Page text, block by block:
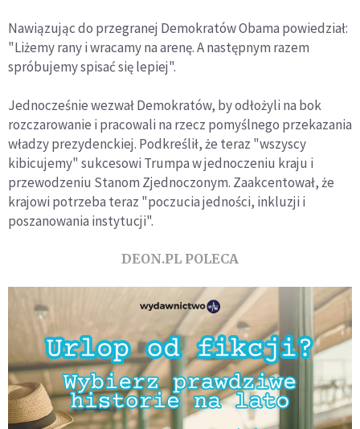
Nawiązując do przegranej Demokratów Obama powiedział:
"Liżemy rany i wracamy na arenę. A następnym razem
spróbujemy spisać się lepiej".
Jednocześnie wezwał Demokratów, by odłożyli na bok
rozczarowanie i pracowali na rzecz pomyślnego przekazania
władzy prezydenckiej. Podkreślił, że teraz "wszyscy
kibicujemy" sukcesowi Trumpa w jednoczeniu kraju i
przewodzeniu Stanom Zjednoczonym. Zaakcentował, że
krajowi potrzeba teraz "poczucia jedności, inkluzji i
poszanowania instytucji".
DEON.PL POLECA